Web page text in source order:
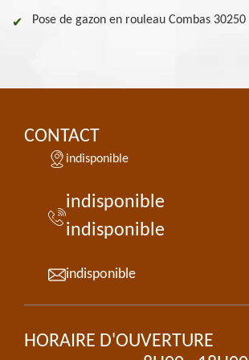
Pose de gazon en rouleau Combas 30250
CONTACT
indisponible
indisponible
indisponible
indisponible
HORAIRE D'OUVERTURE